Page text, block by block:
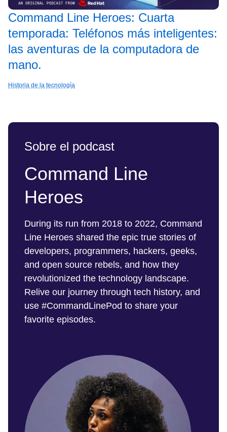
Command Line Heroes: Cuarta
temporada: Teléfonos más inteligentes:
las aventuras de la computadora de
mano.
Historia de la tecnología
Sobre el podcast
Command Line
Heroes
During its run from 2018 to 2022, Command
Line Heroes shared the epic true stories of
developers, programmers, hackers, geeks,
and open source rebels, and how they
revolutionized the technology landscape.
Relive our journey through tech history, and
use #CommandLinePod to share your
favorite episodes.